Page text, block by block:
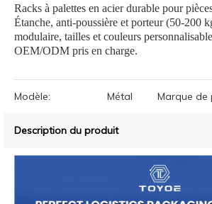
Racks à palettes en acier durable pour
Étanche, anti-poussière et porteur (50-200
modulaire, tailles et couleurs
OEM/ODM pris en charge.
Modèle: Métal Marque de
Description du produit